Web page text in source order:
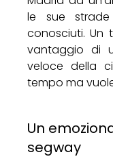
le sue
conosciuti. Un
vantaggio di
veloce della
tempo ma
Un
segway